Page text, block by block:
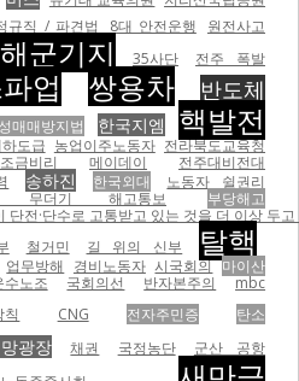
규직 / 파견법 8대 안전운행
원전사고
군기지 35사단
전주 폭발
업 쌍용차 반도체
성매매방지법 한국지엠 핵발전
도급 농업이주노동자 전라북도교육청
금비리 메이데이
전주대비전대
송하진 한국외대
노동자 쉴권리
무더기 해고통보
부당해고
단전·단수로 고통받고 있는 것을 더 이상
철거민 길 위의 신부 탈핵
업무방해 경비노동자 시국회의 마이산
수노조 국회의선 반자본주의 mbc
칙 CNG 전자주민증 탄소
광장 채권 국정농단
군산 공항